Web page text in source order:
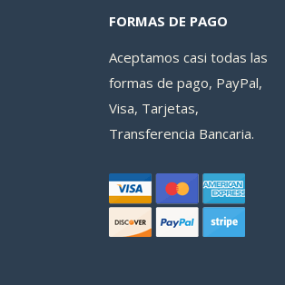
FORMAS DE PAGO
Aceptamos casi todas las
formas de pago, PayPal,
Visa, Tarjetas,
Transferencia Bancaria.